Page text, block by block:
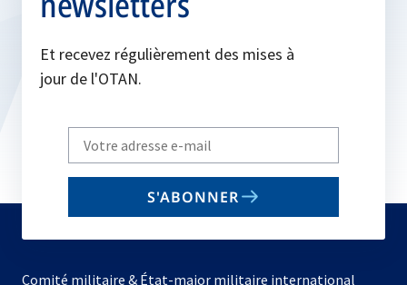
Et recevez régulièrement des mises à
jour de l'OTAN.
Write
your
email
S'ABONNER
Comité militaire & État-major militaire international